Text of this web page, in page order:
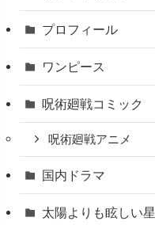
プロフィール
ワンピース
呪術廻戦コミック
呪術廻戦アニメ
国内ドラマ
太陽よりも眩しい星